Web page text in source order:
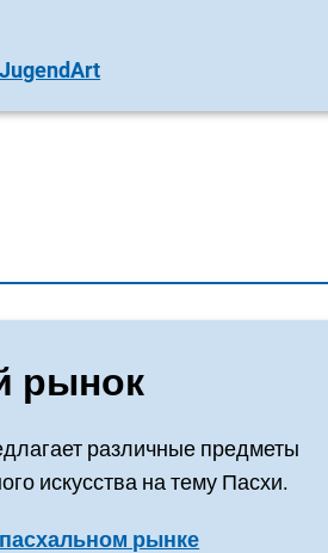
рынок
различные предметы
искусства на тему Пасхи.
рынке